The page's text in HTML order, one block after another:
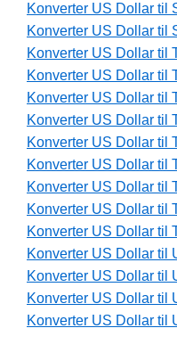
Konverter US Dollar til
Konverter US Dollar til
Konverter US Dollar til
Konverter US Dollar til
Konverter US Dollar til
Konverter US Dollar til
Konverter US Dollar til
Konverter US Dollar til
Konverter US Dollar til
Konverter US Dollar til
Konverter US Dollar til
Konverter US Dollar til
Konverter US Dollar til
Konverter US Dollar til
Konverter US Dollar til